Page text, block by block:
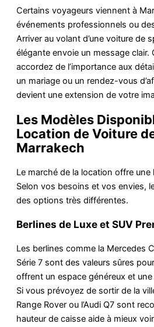
Certains voyageurs viennent à
événements professionnels ou
Arriver au volant d’une voiture de
élégante envoie un message clair.
accordez de l’importance aux
un mariage ou un rendez-vous
devient une extension de votre
Les Modèles
Location de Voiture
Marrakech
Le marché de la location offre une
Selon vos besoins et vos envies,
des options très différentes.
Berlines de Luxe et SUV
Les berlines comme la Mercedes
Série 7 sont des valeurs sûres
offrent un espace généreux et
Si vous prévoyez de sortir de la
Range Rover ou l’Audi Q7 sont
hauteur de caisse aide à mieux